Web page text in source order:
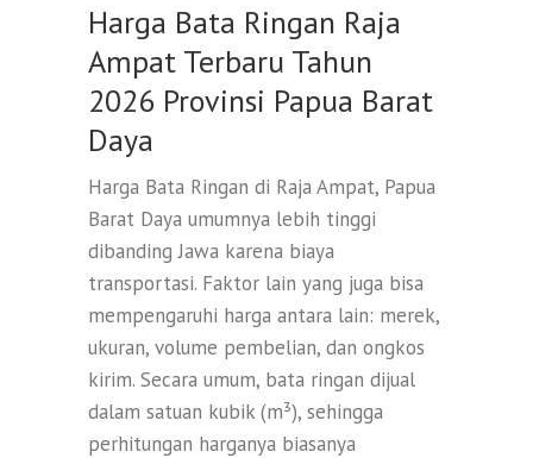
Harga Bata Ringan Raja
Ampat Terbaru Tahun
2026 Provinsi Papua Barat
Daya
Harga Bata Ringan di Raja Ampat, Papua
Barat Daya umumnya lebih tinggi
dibanding Jawa karena biaya
transportasi. Faktor lain yang juga bisa
mempengaruhi harga antara lain: merek,
ukuran, volume pembelian, dan ongkos
kirim. Secara umum, bata ringan dijual
dalam satuan kubik (m³), sehingga
perhitungan harganya biasanya